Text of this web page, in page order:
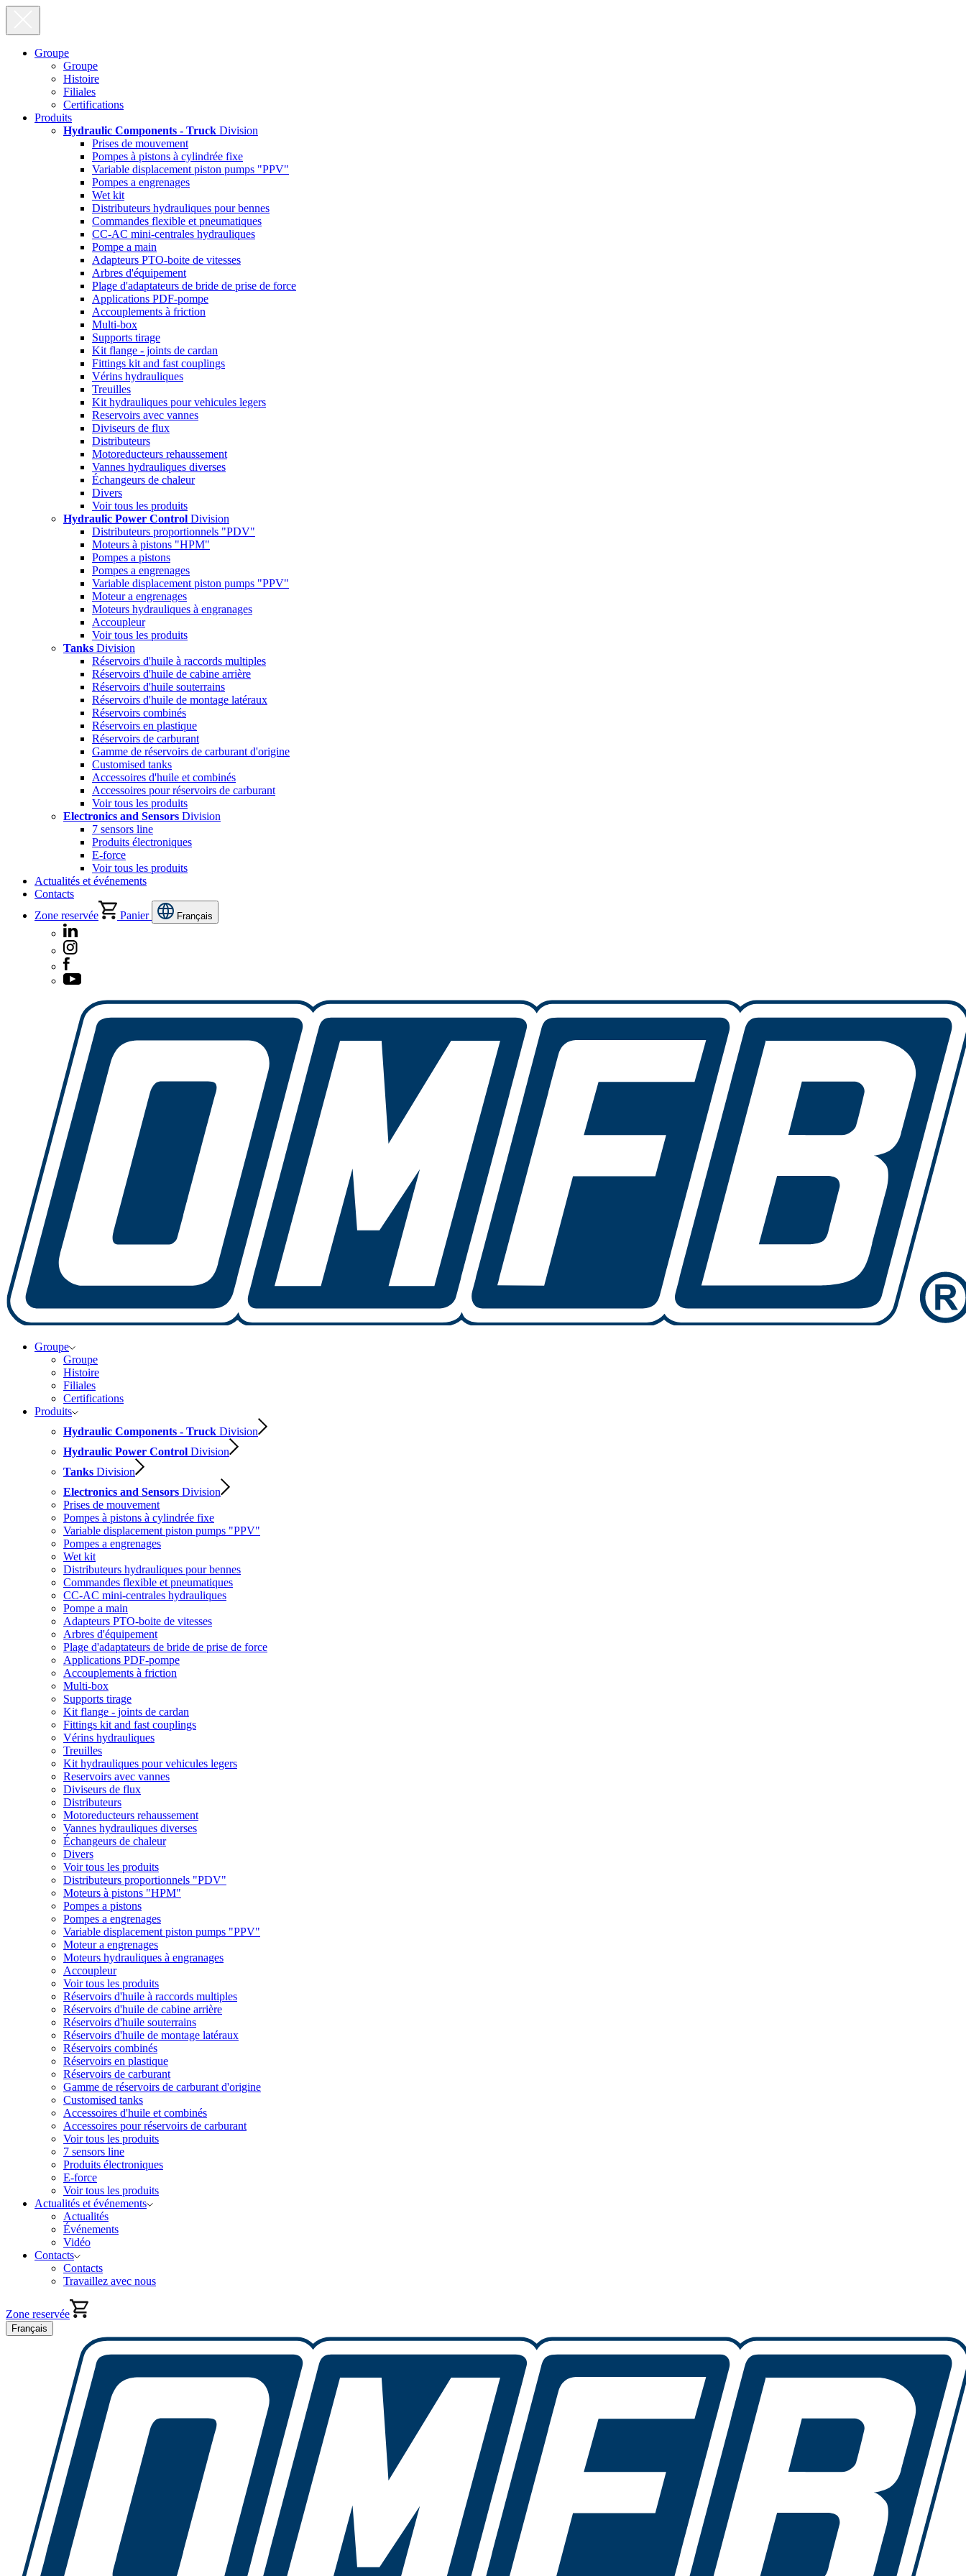
Groupe
Groupe
Histoire
Filiales
Certifications
Produits
Hydraulic Components - Truck Division
Prises de mouvement
Pompes à pistons à cylindrée fixe
Variable displacement piston pumps "PPV"
Pompes a engrenages
Wet kit
Distributeurs hydrauliques pour bennes
Commandes flexible et pneumatiques
CC-AC mini-centrales hydrauliques
Pompe a main
Adapteurs PTO-boite de vitesses
Arbres d'équipement
Plage d'adaptateurs de bride de prise de force
Applications PDF-pompe
Accouplements à friction
Multi-box
Supports tirage
Kit flange - joints de cardan
Fittings kit and fast couplings
Vérins hydrauliques
Treuilles
Kit hydrauliques pour vehicules legers
Reservoirs avec vannes
Diviseurs de flux
Distributeurs
Motoreducteurs rehaussement
Vannes hydrauliques diverses
Échangeurs de chaleur
Divers
Voir tous les produits
Hydraulic Power Control Division
Distributeurs proportionnels "PDV"
Moteurs à pistons "HPM"
Pompes a pistons
Pompes a engrenages
Variable displacement piston pumps "PPV"
Moteur a engrenages
Moteurs hydrauliques à engranages
Accoupleur
Voir tous les produits
Tanks Division
Réservoirs d'huile à raccords multiples
Réservoirs d'huile de cabine arrière
Réservoirs d'huile souterrains
Réservoirs d'huile de montage latéraux
Réservoirs combinés
Réservoirs en plastique
Réservoirs de carburant
Gamme de réservoirs de carburant d'origine
Customised tanks
Accessoires d'huile et combinés
Accessoires pour réservoirs de carburant
Voir tous les produits
Electronics and Sensors Division
7 sensors line
Produits électroniques
E-force
Voir tous les produits
Actualités et événements
Contacts
Zone reservée
Panier Français
Groupe
Groupe
Histoire
Filiales
Certifications
Produits
Hydraulic Components - Truck Division
Hydraulic Power Control Division
Tanks Division
Electronics and Sensors Division
Prises de mouvement
Pompes à pistons à cylindrée fixe
Variable displacement piston pumps "PPV"
Pompes a engrenages
Wet kit
Distributeurs hydrauliques pour bennes
Commandes flexible et pneumatiques
CC-AC mini-centrales hydrauliques
Pompe a main
Adapteurs PTO-boite de vitesses
Arbres d'équipement
Plage d'adaptateurs de bride de prise de force
Applications PDF-pompe
Accouplements à friction
Multi-box
Supports tirage
Kit flange - joints de cardan
Fittings kit and fast couplings
Vérins hydrauliques
Treuilles
Kit hydrauliques pour vehicules legers
Reservoirs avec vannes
Diviseurs de flux
Distributeurs
Motoreducteurs rehaussement
Vannes hydrauliques diverses
Échangeurs de chaleur
Divers
Voir tous les produits
Distributeurs proportionnels "PDV"
Moteurs à pistons "HPM"
Pompes a pistons
Pompes a engrenages
Variable displacement piston pumps "PPV"
Moteur a engrenages
Moteurs hydrauliques à engranages
Accoupleur
Voir tous les produits
Réservoirs d'huile à raccords multiples
Réservoirs d'huile de cabine arrière
Réservoirs d'huile souterrains
Réservoirs d'huile de montage latéraux
Réservoirs combinés
Réservoirs en plastique
Réservoirs de carburant
Gamme de réservoirs de carburant d'origine
Customised tanks
Accessoires d'huile et combinés
Accessoires pour réservoirs de carburant
Voir tous les produits
7 sensors line
Produits électroniques
E-force
Voir tous les produits
Actualités et événements
Actualités
Événements
Vidéo
Contacts
Contacts
Travaillez avec nous
Zone reservée
Français